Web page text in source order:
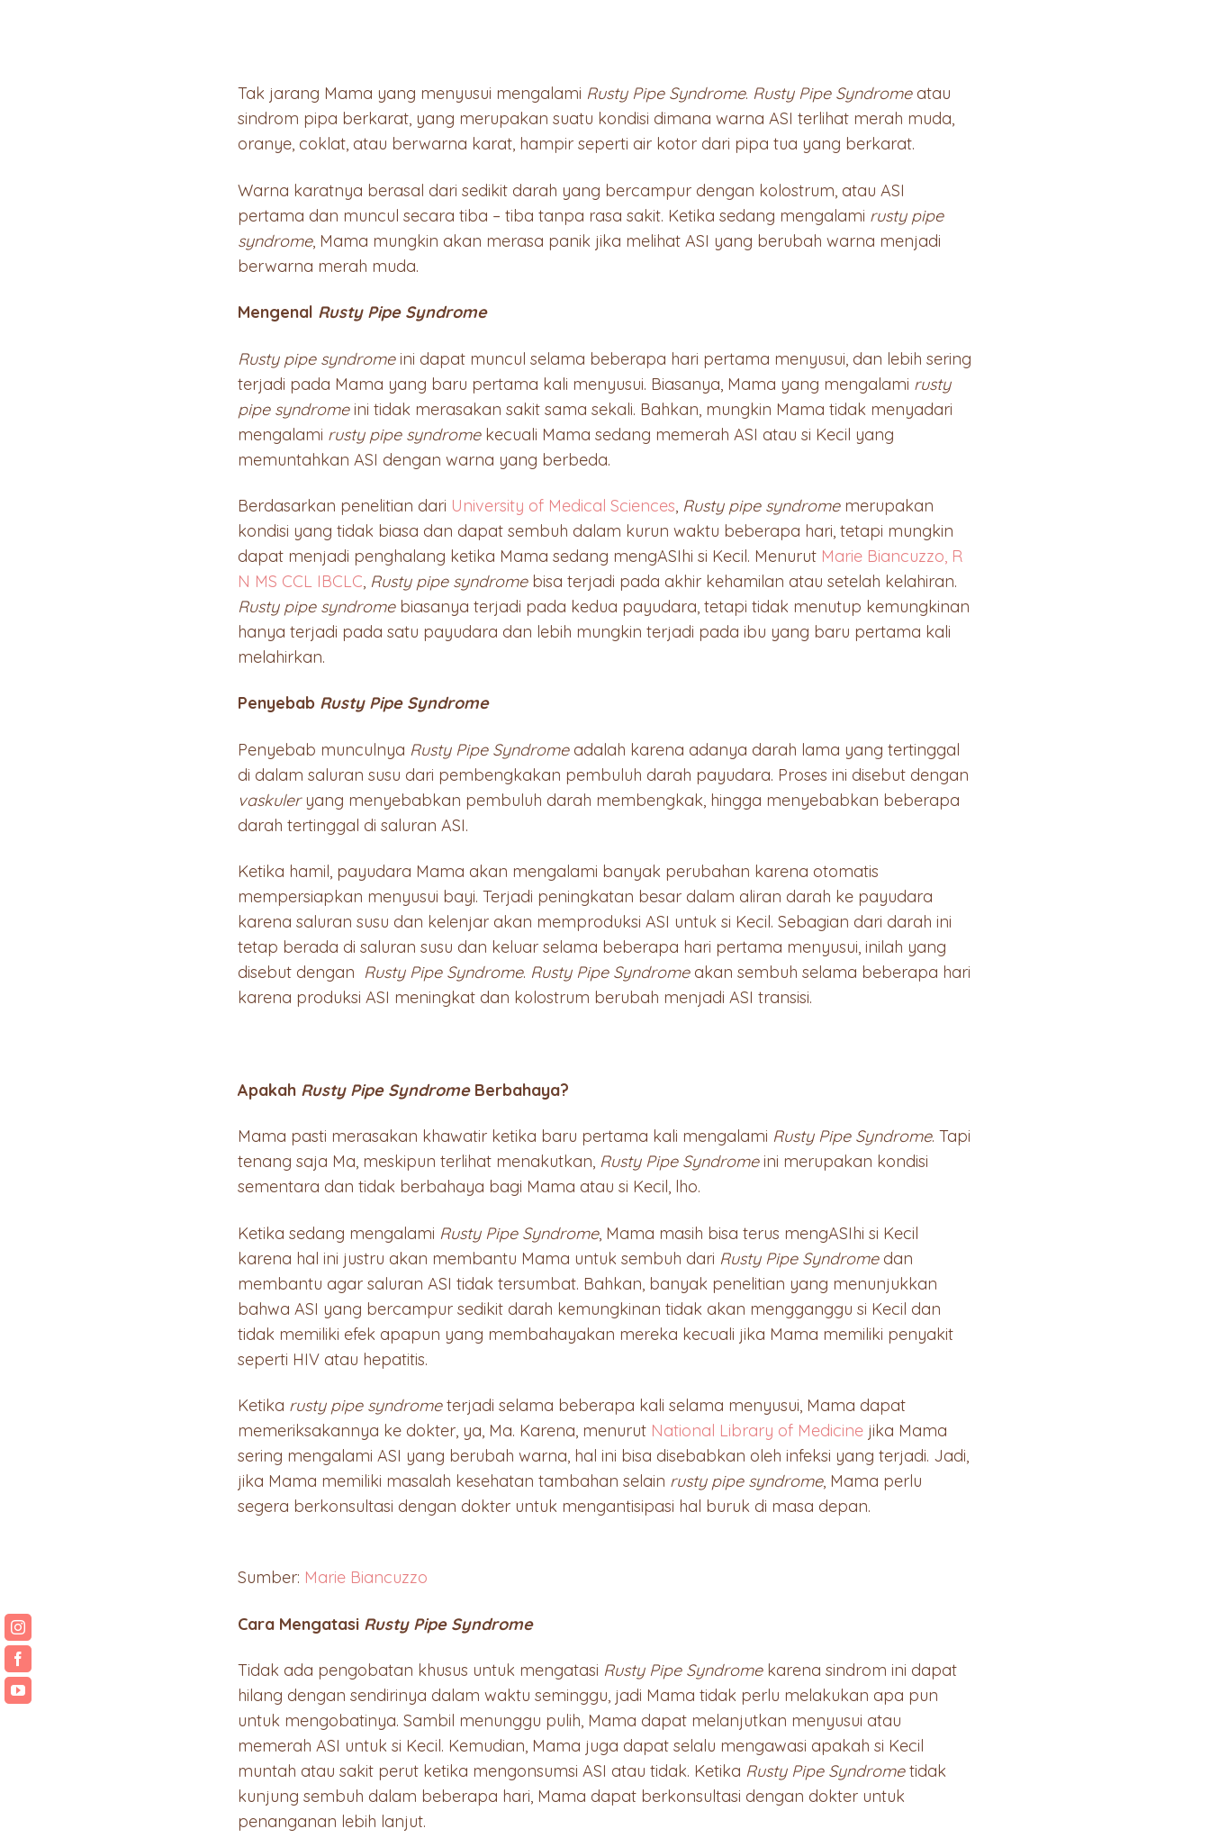
Tak jarang Mama yang menyusui mengalami Rusty Pipe Syndrome. Rusty Pipe Syndromeatau
sindrom pipa berkarat, yang merupakan suatu kondisi dimana warna ASI terlihat merah muda,
oranye, coklat, atau berwarna karat, hampir seperti air kotor dari pipa tua yang berkarat.
Warna karatnya berasal dari sedikit darah yang bercampur dengan kolostrum, atau ASI
pertama dan muncul secara tiba – tiba tanpa rasa sakit. Ketika sedang mengalami rusty pipe
syndrome, Mama mungkin akan merasa panik jika melihat ASI yang berubah warna menjadi
berwarna merah muda.
Mengenal Rusty Pipe Syndrome
Rusty pipe syndromeini dapat muncul selama beberapa hari pertama menyusui, dan lebih sering
terjadi pada Mama yang baru pertama kali menyusui. Biasanya, Mama yang mengalami rusty
pipe syndromeini tidak merasakan sakit sama sekali. Bahkan, mungkin Mama tidak menyadari
mengalami rusty pipe syndromekecuali Mama sedang memerah ASI atau si Kecil yang
memuntahkan ASI dengan warna yang berbeda.
Berdasarkan penelitian dari University of Medical Sciences, Rusty pipe syndromemerupakan
kondisi yang tidak biasa dan dapat sembuh dalam kurun waktu beberapa hari, tetapi mungkin
dapat menjadi penghalang ketika Mama sedang mengASIhi si Kecil. Menurut Marie Biancuzzo, R
N MS CCL IBCLC, Rusty pipe syndromebisa terjadi pada akhir kehamilan atau setelah kelahiran.
Rusty pipe syndromebiasanya terjadi pada kedua payudara, tetapi tidak menutup kemungkinan
hanya terjadi pada satu payudara dan lebih mungkin terjadi pada ibu yang baru pertama kali
melahirkan.
Penyebab Rusty Pipe Syndrome
Penyebab munculnya Rusty Pipe Syndrome adalah karena adanya darah lama yang tertinggal
di dalam saluran susu dari pembengkakan pembuluh darah payudara. Proses ini disebut dengan
vaskuleryang menyebabkan pembuluh darah membengkak, hingga menyebabkan beberapa
darah tertinggal di saluran ASI.
Ketika hamil, payudara Mama akan mengalami banyak perubahan karena otomatis
mempersiapkan menyusui bayi. Terjadi peningkatan besar dalam aliran darah ke payudara
karena saluran susu dan kelenjar akan memproduksi ASI untuk si Kecil. Sebagian dari darah ini
tetap berada di saluran susu dan keluar selama beberapa hari pertama menyusui, inilah yang
disebut dengan Rusty Pipe Syndrome. Rusty Pipe Syndromeakan sembuh selama beberapa hari
karena produksi ASI meningkat dan kolostrum berubah menjadi ASI transisi.
Apakah Rusty Pipe Syndrome Berbahaya?
Mama pasti merasakan khawatir ketika baru pertama kali mengalami Rusty Pipe Syndrome. Tapi
tenang saja Ma, meskipun terlihat menakutkan, Rusty Pipe Syndromeini merupakan kondisi
sementara dan tidak berbahaya bagi Mama atau si Kecil, lho.
Ketika sedang mengalami Rusty Pipe Syndrome, Mama masih bisa terus mengASIhi si Kecil
karena hal ini justru akan membantu Mama untuk sembuh dari Rusty Pipe Syndrome dan
membantu agar saluran ASI tidak tersumbat. Bahkan, banyak penelitian yang menunjukkan
bahwa ASI yang bercampur sedikit darah kemungkinan tidak akan mengganggu si Kecil dan
tidak memiliki efek apapun yang membahayakan mereka kecuali jika Mama memiliki penyakit
seperti HIV atau hepatitis.
Ketika rusty pipe syndrometerjadi selama beberapa kali selama menyusui, Mama dapat
memeriksakannya ke dokter, ya, Ma. Karena, menurut National Library of Medicinejika Mama
sering mengalami ASI yang berubah warna, hal ini bisa disebabkan oleh infeksi yang terjadi. Jadi,
jika Mama memiliki masalah kesehatan tambahan selain rusty pipe syndrome, Mama perlu
segera berkonsultasi dengan dokter untuk mengantisipasi hal buruk di masa depan.
Sumber: Marie Biancuzzo
Cara Mengatasi Rusty Pipe Syndrome
Tidak ada pengobatan khusus untuk mengatasi Rusty Pipe Syndrome karena sindrom ini dapat
hilang dengan sendirinya dalam waktu seminggu, jadi Mama tidak perlu melakukan apa pun
untuk mengobatinya. Sambil menunggu pulih, Mama dapat melanjutkan menyusui atau
memerah ASI untuk si Kecil. Kemudian, Mama juga dapat selalu mengawasi apakah si Kecil
muntah atau sakit perut ketika mengonsumsi ASI atau tidak. Ketika Rusty Pipe Syndrometidak
kunjung sembuh dalam beberapa hari, Mama dapat berkonsultasi dengan dokter untuk
penanganan lebih lanjut.